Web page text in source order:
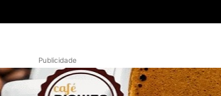
Publicidade